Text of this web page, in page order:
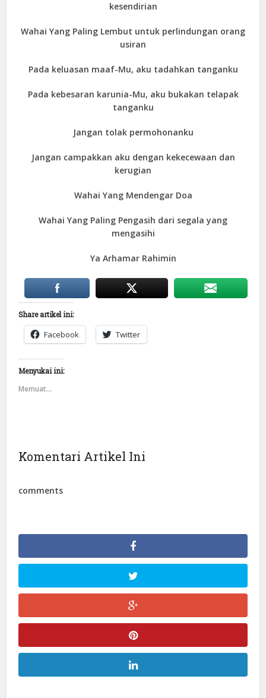
kesendirian
Wahai Yang Paling Lembut untuk perlindungan orang
usiran
Pada keluasan maaf-Mu, aku tadahkan tanganku
Pada kebesaran karunia-Mu, aku bukakan telapak
tanganku
Jangan tolak permohonanku
Jangan campakkan aku dengan kekecewaan dan
kerugian
Wahai Yang Mendengar Doa
Wahai Yang Paling Pengasih dari segala yang
mengasihi
Ya Arhamar Rahimin
Share artikel ini:
Facebook Twitter
Menyukai ini:
Memuat...
Komentari Artikel Ini
comments